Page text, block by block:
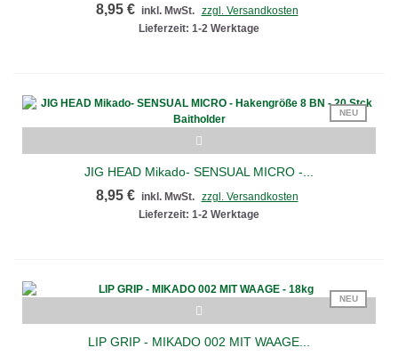
8,95 € inkl. MwSt. zzgl. Versandkosten
Lieferzeit: 1-2 Werktage
NEU
JIG HEAD Mikado- SENSUAL MICRO -...
8,95 € inkl. MwSt. zzgl. Versandkosten
Lieferzeit: 1-2 Werktage
NEU
LIP GRIP - MIKADO 002 MIT WAAGE...